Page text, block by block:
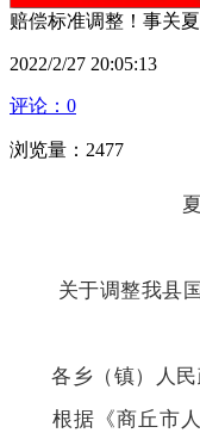
赔偿标准调整！事关
2022/2/27 20:05:13
评论：0
浏览量：2477
关于调整我县国
各乡（镇）人民
根据《商丘市人